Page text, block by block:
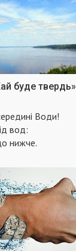
буде твердь»
Води!
вод:
нижче.